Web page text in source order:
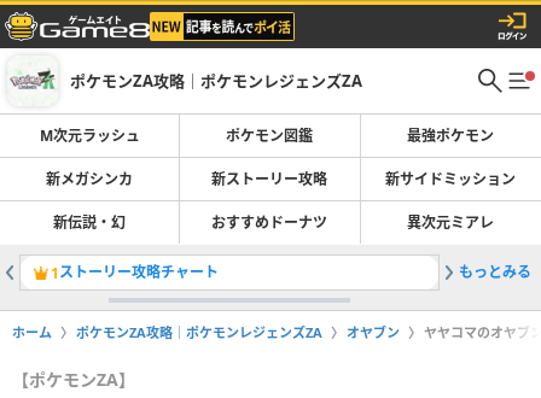
ポケモンZA攻略｜ポケモンレジェンズZA
M次元ラッシュ ポケモン図鑑 最強ポケモン
新メガシンカ 新ストーリー攻略 新サイドミッション
新伝説・幻 おすすめドーナツ 異次元ミアレ
1ストーリー攻略チャート 2カラフ
もっとみる
ホーム ポケモンZA攻略｜ポケモンレジェンズZA オヤブン ヤヤコマのオヤブ
【ポケモンZA】